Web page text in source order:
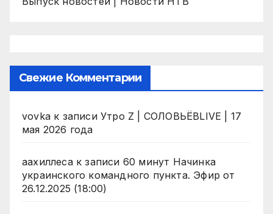
Свежие Комментарии
vovka к записи Утро Z | СОЛОВЬЁВLIVE | 17
мая 2026 года
аахиллесак записи 60 минут Начинка
украинского командного пункта. Эфир от
26.12.2025 (18:00)